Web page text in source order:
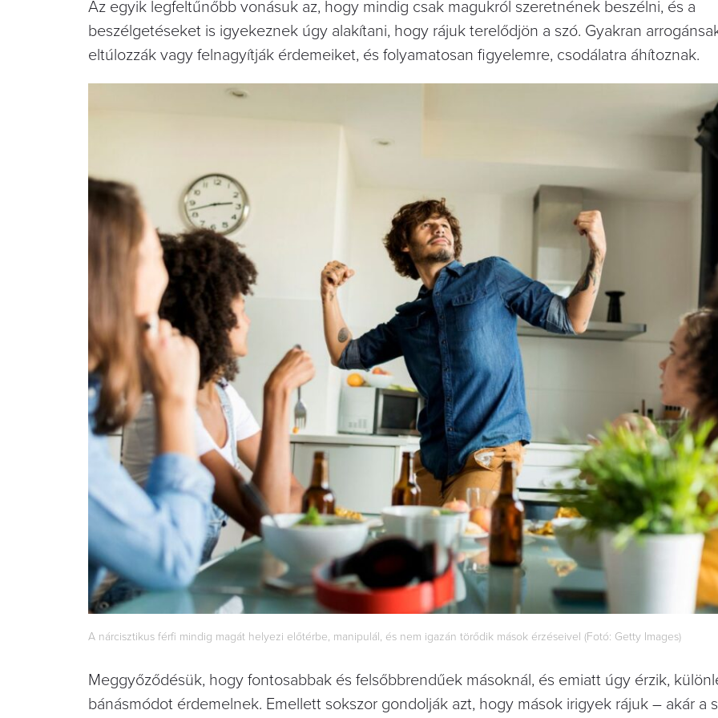
Az egyik legfeltűnőbb vonásuk az, hogy mindig csak magukról szeretnének beszélni, és a
beszélgetéseket is igyekeznek úgy alakítani, hogy rájuk terelődjön a szó. Gyakran
eltúlozzák vagy felnagyítják érdemeiket, és folyamatosan figyelemre, csodálatra áhítoznak.
A nárcisztikus férfi mindig magát helyezi előtérbe, manipulál, és nem igazán törődik mások érzéseivel (Fotó: Getty Images)
Meggyőződésük, hogy fontosabbak és felsőbbrendűek másoknál, és emiatt úgy érzik,
bánásmódot érdemelnek. Emellett sokszor gondolják azt, hogy mások irigyek rájuk – akár a